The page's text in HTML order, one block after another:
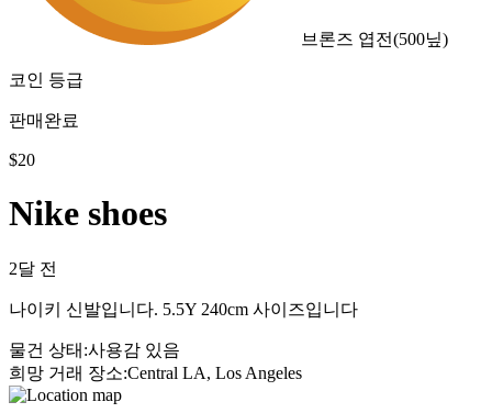
브론즈 엽전(500닢)
코인 등급
판매완료
$20
Nike shoes
2달 전
나이키 신발입니다. 5.5Y 240cm 사이즈입니다
물건 상태 :사용감 있음
희망 거래 장소:Central LA, Los Angeles